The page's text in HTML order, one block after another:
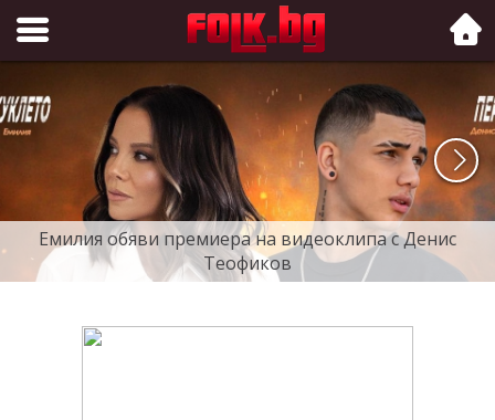
Folk.bg
Емилия обяви премиера на видеоклипа с Денис
Теофиков